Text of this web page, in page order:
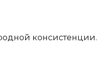
консистенции.